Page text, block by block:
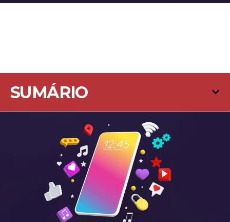
SUMÁRIO